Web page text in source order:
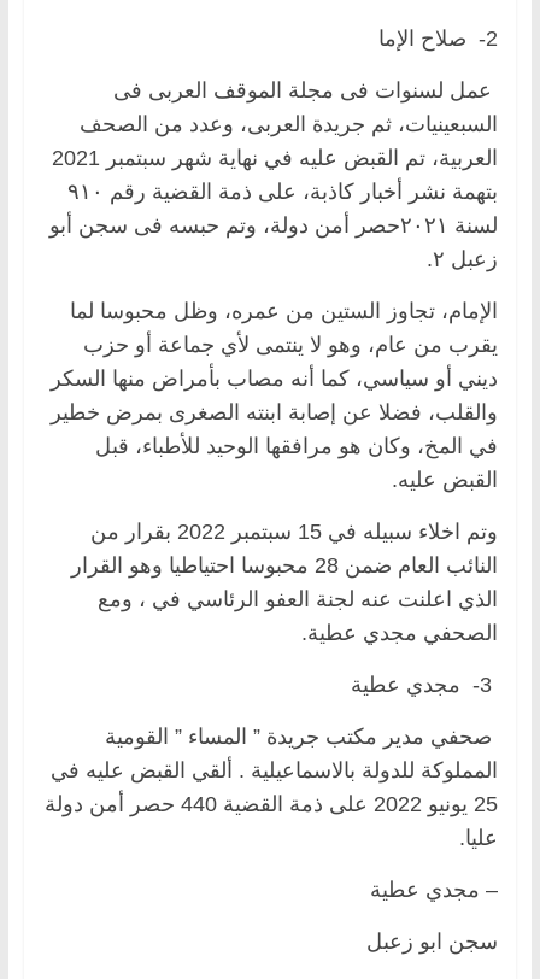
2- صلاح الإما
عمل لسنوات فى مجلة الموقف العربى فى
السبعينيات، ثم جريدة العربى، وعدد من الصحف
العربية، تم القبض عليه في نهاية شهر سبتمبر 2021
بتهمة نشر أخبار كاذبة، على ذمة القضية رقم ٩١٠
لسنة ٢٠٢١حصر أمن دولة، وتم حبسه فى سجن أبو
زعبل ٢.
الإمام، تجاوز الستين من عمره، وظل محبوسا لما
يقرب من عام، وهو لا ينتمى لأي جماعة أو حزب
ديني أو سياسي، كما أنه مصاب بأمراض منها السكر
والقلب، فضلا عن إصابة ابنته الصغرى بمرض خطير
في المخ، وكان هو مرافقها الوحيد للأطباء، قبل
القبض عليه.
وتم اخلاء سبيله في 15 سبتمبر 2022 بقرار من
النائب العام ضمن 28 محبوسا احتياطيا وهو القرار
الذي اعلنت عنه لجنة العفو الرئاسي في ، ومع
الصحفي مجدي عطية.
صحفي مدير مكتب جريدة ” المساء ” القومية
المملوكة للدولة بالاسماعيلية . ألقي القبض عليه في
25 يونيو 2022 على ذمة القضية 440 حصر أمن دولة
عليا.
– مجدي عطية
سجن ابو زعبل